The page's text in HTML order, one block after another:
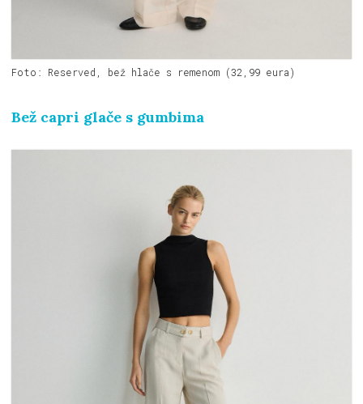
Foto: Reserved, bež hlače s remenom (32,99 eura)
Bež capri glače s gumbima